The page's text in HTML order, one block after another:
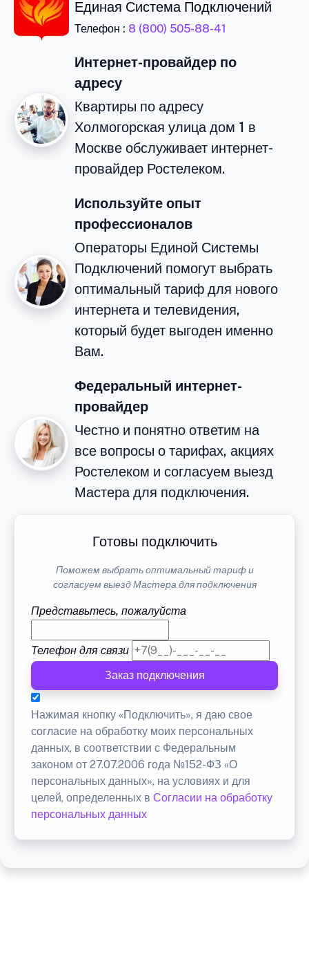
Единая Система Подключений
Телефон : 8 (800) 505-88-41
Интернет-провайдер по
адресу
Квартиры по адресу
Холмогорская улица дом 1 в
Москве обслуживает интернет-
провайдер Ростелеком.
Используйте опыт
профессионалов
Операторы Единой Системы
Подключений помогут выбрать
оптимальный тариф для нового
интернета и телевидения,
который будет выгоден именно
Вам.
Федеральный интернет-
провайдер
Честно и понятно ответим на
все вопросы о тарифах, акциях
Ростелеком и согласуем выезд
Мастера для подключения.
Готовы подключить
Поможем выбрать оптимальный тариф и
согласуем выезд Мастера для подключения
Представьтесь, пожалуйста
Телефон для связи
Заказ подключения
Нажимая кнопку «Подключить», я даю свое
согласие на обработку моих персональных
данных, в соответствии с Федеральным
законом от 27.07.2006 года №152-ФЗ «О
персональных данных», на условиях и для
целей, определенных в Согласии на обработку
персональных данных